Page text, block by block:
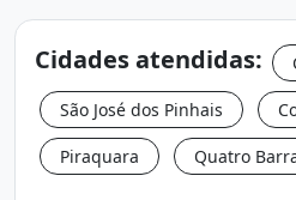
Cidades atendidas:
São José dos Pinhais
Piraquara Quatro